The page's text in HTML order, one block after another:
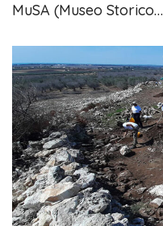
MuSA (Museo Storico…